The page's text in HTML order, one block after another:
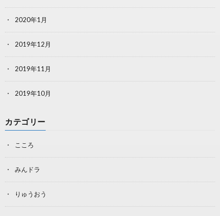
2020年1月
2019年12月
2019年11月
2019年10月
カテゴリー
こころ
みんドラ
りゅうおう